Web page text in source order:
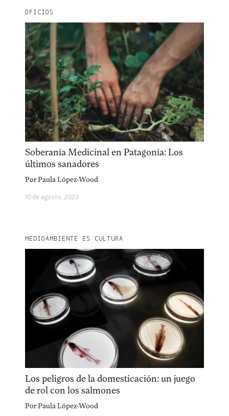
OFICIOS
Soberanía Medicinal en Patagonia: Los
últimos sanadores
PorPaula López-Wood
10 de agosto, 2023
MEDIOAMBIENTE ES CULTURA
Los peligros de la domesticación: un juego
de rol con los salmones
PorPaula López-Wood
Explora la cultura creativa en torno al movimiento
socioambiental con Endémico.